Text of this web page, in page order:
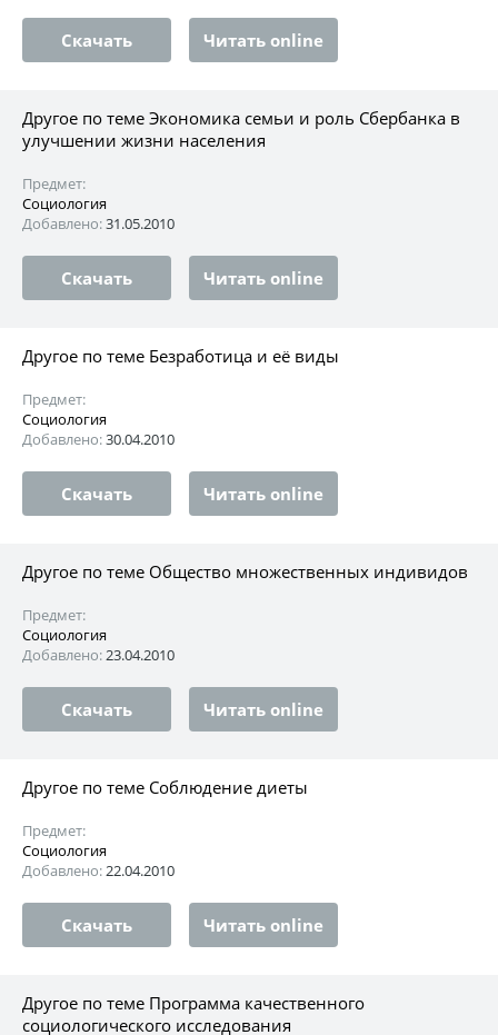
Скачать Читать online
Другое по теме Экономика семьи и роль Сбербанка в
улучшении жизни населения
Предмет:
Социология
Добавлено:31.05.2010
Скачать Читать online
Другое по теме Безработица и её виды
Предмет:
Социология
Добавлено:30.04.2010
Скачать Читать online
Другое по теме Общество множественных индивидов
Предмет:
Социология
Добавлено:23.04.2010
Скачать Читать online
Другое по теме Соблюдение диеты
Предмет:
Социология
Добавлено:22.04.2010
Скачать Читать online
Другое по теме Программа качественного
социологического исследования